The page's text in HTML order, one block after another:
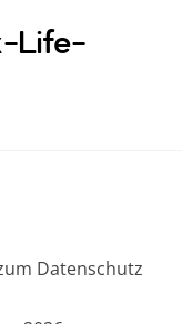
Life-
Datenschutz